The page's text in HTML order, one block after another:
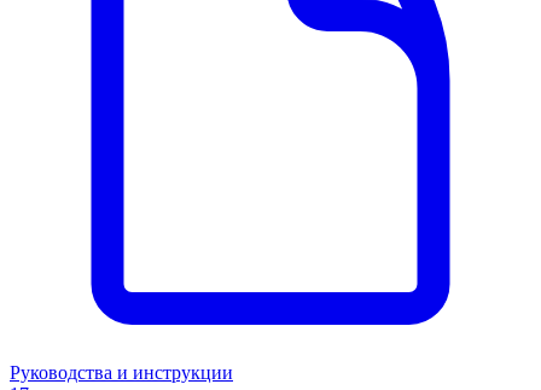
Руководства и инструкции